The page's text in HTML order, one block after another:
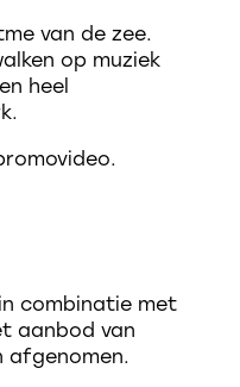
van de zee.
op muziek
heel
combinatie met
aanbod van
afgenomen.